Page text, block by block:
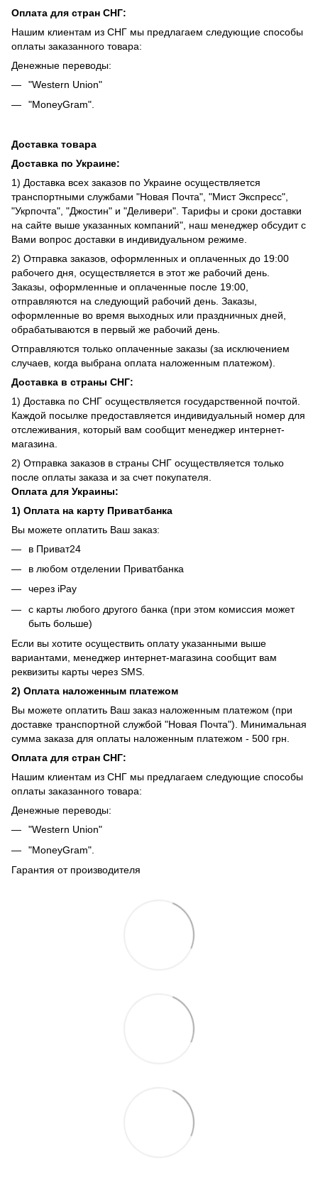
Оплата для стран СНГ:
Нашим клиентам из СНГ мы предлагаем следующие способы
оплаты заказанного товара:
Денежные переводы:
"Western Union"
"MoneyGram".
Доставка товара
Доставка по Украине:
1) Доставка всех заказов по Украине осуществляется
транспортными службами "Новая Почта", "Мист Экспресс",
"Укрпочта", "Джостин" и "Деливери". Тарифы и сроки доставки
на сайте выше указанных компаний", наш менеджер обсудит с
Вами вопрос доставки в индивидуальном режиме.
2) Отправка заказов, оформленных и оплаченных до 19:00
рабочего дня, осуществляется в этот же рабочий день.
Заказы, оформленные и оплаченные после 19:00,
отправляются на следующий рабочий день. Заказы,
оформленные во время выходных или праздничных дней,
обрабатываются в первый же рабочий день.
Отправляются только оплаченные заказы (за исключением
случаев, когда выбрана оплата наложенным платежом).
Доставка в страны СНГ:
1) Доставка по СНГ осуществляется государственной почтой.
Каждой посылке предоставляется индивидуальный номер для
отслеживания, который вам сообщит менеджер интернет-
магазина.
2) Отправка заказов в страны СНГ осуществляется только
после оплаты заказа и за счет покупателя.
Оплата для Украины:
1) Оплата на карту Приватбанка
Вы можете оплатить Ваш заказ:
в Приват24
в любом отделении Приватбанка
через iPay
с карты любого другого банка (при этом комиссия может
быть больше)
Если вы хотите осуществить оплату указанными выше
вариантами, менеджер интернет-магазина сообщит вам
реквизиты карты через SMS.
2) Оплата наложенным платежом
Вы можете оплатить Ваш заказ наложенным платежом (при
доставке транспортной службой "Новая Почта"). Минимальная
сумма заказа для оплаты наложенным платежом - 500 грн.
Оплата для стран СНГ:
Нашим клиентам из СНГ мы предлагаем следующие способы
оплаты заказанного товара:
Денежные переводы:
"Western Union"
"MoneyGram".
Гарантия от производителя